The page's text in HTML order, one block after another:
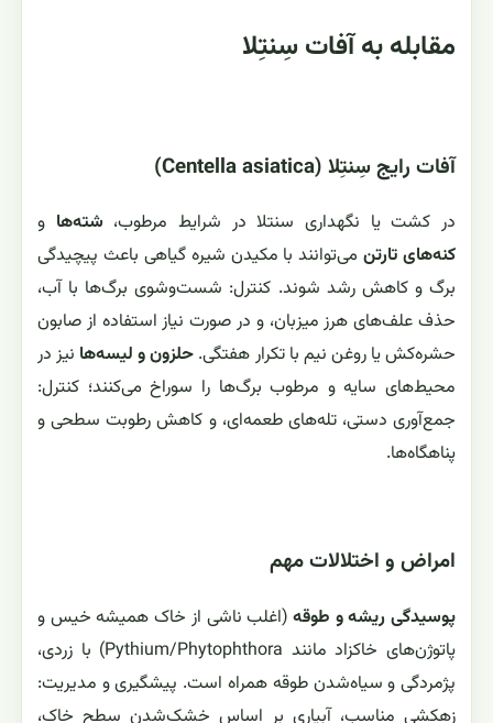
مقابله به آفات سِنتِلا
آفات رایج سِنتِلا (Centella asiatica)
در کشت یا نگهداری سنتلا در شرایط مرطوب، شته‌ها و
کنه‌های تارتنمی‌توانند با مکیدن شیره گیاهی باعث پیچیدگی
برگ و کاهش رشد شوند. کنترل: شست‌وشوی برگ‌ها با آب،
حذف علف‌های هرز میزبان، و در صورت نیاز استفاده از صابون
حشره‌کش یا روغن نیم با تکرار هفتگی. حلزون و لیسه‌ها نیز در
محیط‌های سایه و مرطوب برگ‌ها را سوراخ می‌کنند؛ کنترل:
جمع‌آوری دستی، تله‌های طعمه‌ای، و کاهش رطوبت سطحی و
پناهگاه‌ها.
امراض و اختلالات مهم
پوسیدگی ریشه و طوقه (اغلب ناشی از خاک همیشه خیس و
پاتوژن‌های خاکزاد مانند Pythium/Phytophthora) با زردی،
پژمردگی و سیاه‌شدن طوقه همراه است. پیشگیری و مدیریت:
زهکشی مناسب، آبیاری بر اساس خشک‌شدن سطح خاک،